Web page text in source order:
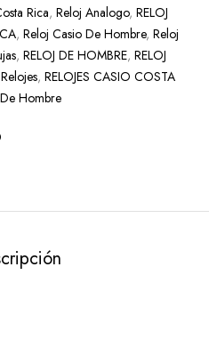
Rica, Reloj Analogo, RELOJ
, Reloj Casio De Hombre, Reloj
, RELOJ DE HOMBRE, RELOJ
Relojes, RELOJES CASIO COSTA
Hombre